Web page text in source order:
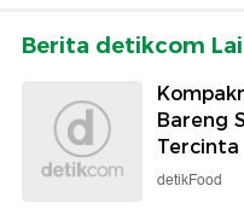
Berita detikcom
Bareng
Tercinta
detikFood